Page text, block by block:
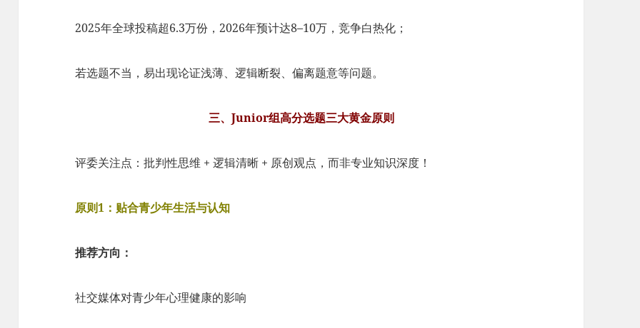
2025年全球投稿超6.3万份，2026年预计达8–10万，竞争白热化；
若选题不当，易出现论证浅薄、逻辑断裂、偏离题意等问题。
三、Junior组高分选题三大黄金原则
评委关注点：批判性思维 + 逻辑清晰 + 原创观点，而非专业知识深度！
原则1：贴合青少年生活与认知
推荐方向：
社交媒体对青少年心理健康的影响